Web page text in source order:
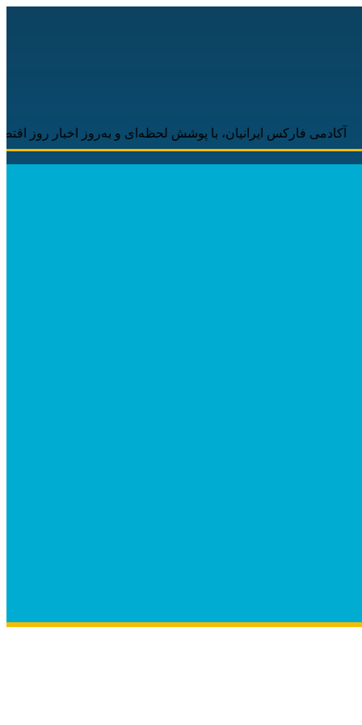
فارکس ایرانیان، با پوشش لحظه‌ای و به‌روز اخبار روز اقتصاد